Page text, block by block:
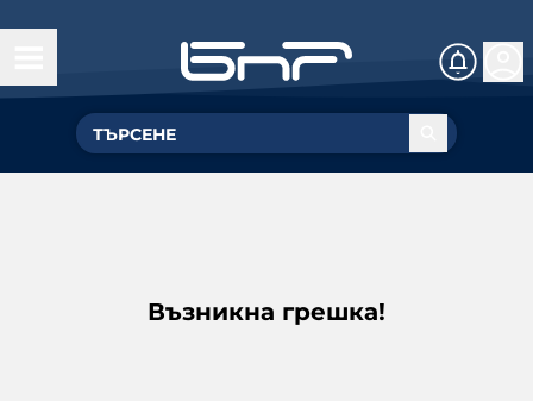
Възникна грешка!